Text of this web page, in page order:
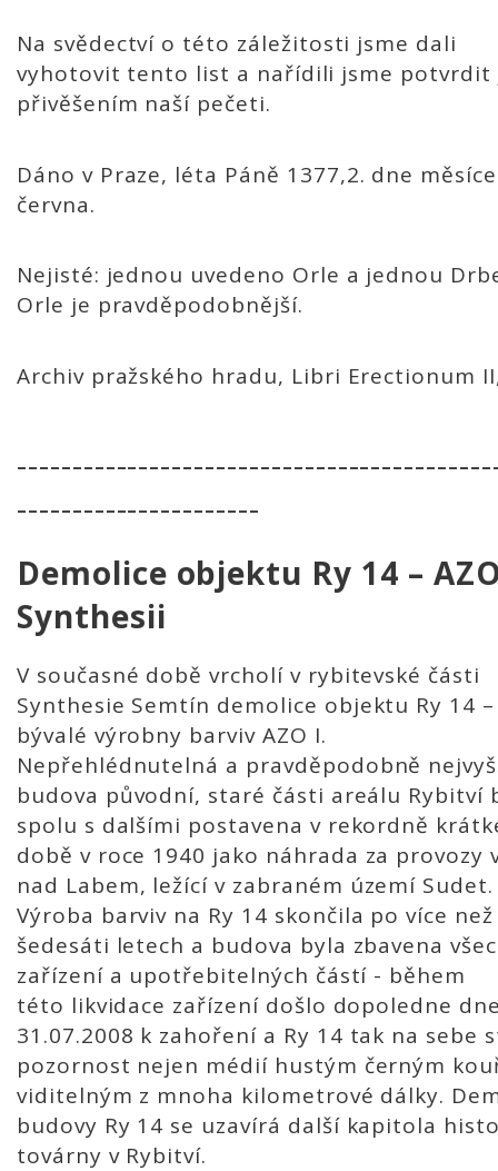
Na svědectví o této záležitosti jsme dali
vyhotovit tento list a nařídili jsme potvrdit
přivěšením naší pečeti.
Dáno v Praze, léta Páně 1377,2. dne měsíce
června.
Nejisté: jednou uvedeno Orle a jednou
Orle je pravděpodobnější.
Archiv pražského hradu, Libri Erectionum
----------------------
Demolice objektu Ry 14 –
Synthesii
V současné době vrcholí v rybitevské části
Synthesie Semtín demolice objektu Ry 14 –
bývalé výrobny barviv AZO I.
Nepřehlédnutelná a pravděpodobně
budova původní, staré části areálu Rybitví
spolu s dalšími postavena v rekordně
době v roce 1940 jako náhrada za provozy
nad Labem, ležící v zabraném území Sudet.
Výroba barviv na Ry 14 skončila po více než
šedesáti letech a budova byla zbavena
zařízení a upotřebitelných částí - během
této likvidace zařízení došlo dopoledne
31.07.2008 k zahoření a Ry 14 tak na sebe
pozornost nejen médií hustým černým
viditelným z mnoha kilometrové dálky.
budovy Ry 14 se uzavírá další kapitola
továrny v Rybitví.